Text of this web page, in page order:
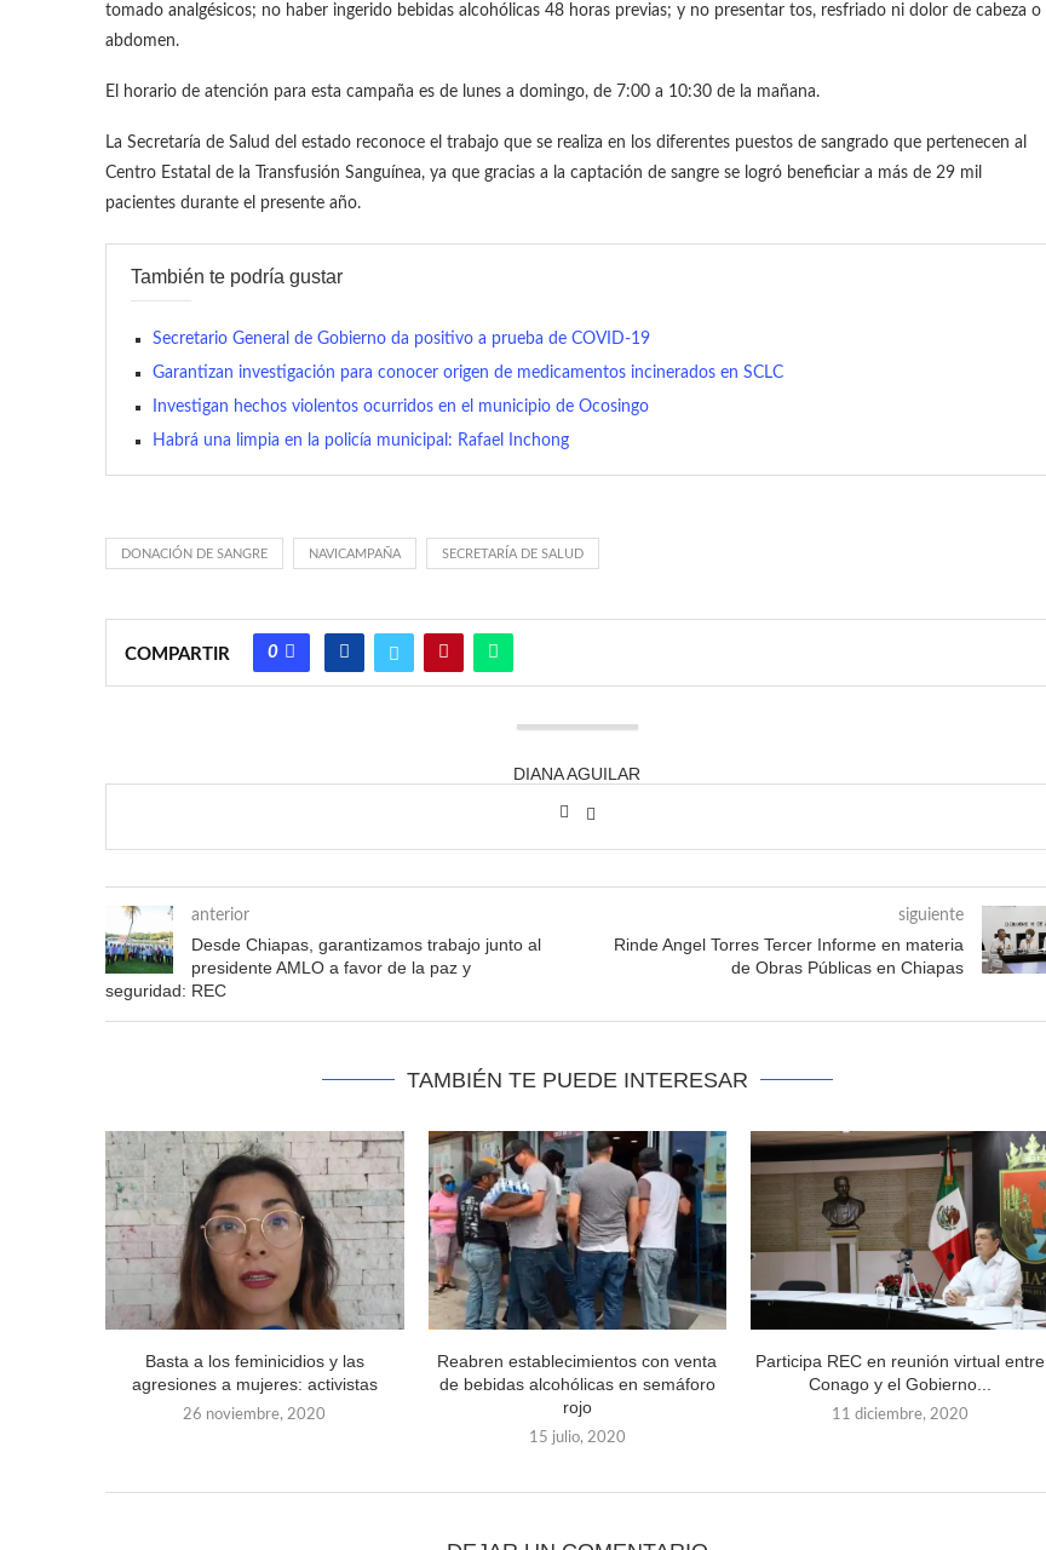
tomado analgésicos; no haber ingerido bebidas alcohólicas 48 horas previas; y no presentar tos, resfriado ni dolor de cabeza o
abdomen.
El horario de atención para esta campaña es de lunes a domingo, de 7:00 a 10:30 de la mañana.
La Secretaría de Salud del estado reconoce el trabajo que se realiza en los diferentes puestos de sangrado que pertenecen al
Centro Estatal de la Transfusión Sanguínea, ya que gracias a la captación de sangre se logró beneficiar a más de 29 mil
pacientes durante el presente año.
También te podría gustar
Secretario General de Gobierno da positivo a prueba de COVID-19
Garantizan investigación para conocer origen de medicamentos incinerados en SCLC
Investigan hechos violentos ocurridos en el municipio de Ocosingo
Habrá una limpia en la policía municipal: Rafael Inchong
DONACIÓN DE SANGRE NAVICAMPAÑA SECRETARÍA DE SALUD
COMPARTIR 0
DIANA AGUILAR
anterior
Desde Chiapas, garantizamos trabajo junto al
presidente AMLO a favor de la paz y
seguridad: REC
siguiente
Rinde Angel Torres Tercer Informe en materia
de Obras Públicas en Chiapas
TAMBIÉN TE PUEDE INTERESAR
Basta a los feminicidios y las
agresiones a mujeres: activistas
26 noviembre, 2020
Reabren establecimientos con venta
de bebidas alcohólicas en semáforo
rojo
15 julio, 2020
Participa REC en reunión virtual entre
Conago y el Gobierno...
11 diciembre, 2020